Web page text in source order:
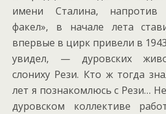
имени Сталина, напротив
факел», в начале лета
впервые в цирк привели в
увидел, — дуровских
слониху Рези. Кто ж тогда
лет я познакомлюсь с Рези…
дуровском коллективе